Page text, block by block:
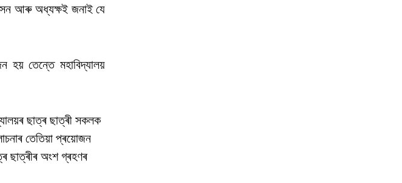
আৰু অধ্যক্ষই জনাই যে
তেন্তে মহাবিদ্যালয়
ছাত্ৰ ছাত্ৰী সকলক
তেতিয়া প্ৰয়োজন
ছাত্ৰীৰ অংশ গ্ৰহণৰ